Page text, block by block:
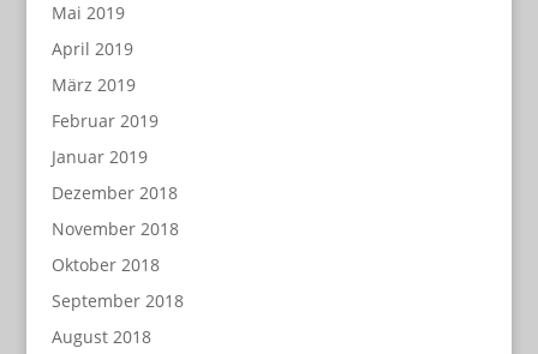
Mai 2019
April 2019
März 2019
Februar 2019
Januar 2019
Dezember 2018
November 2018
Oktober 2018
September 2018
August 2018